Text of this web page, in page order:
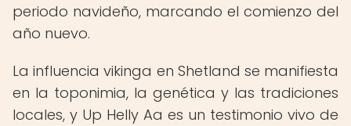
periodo navideño, marcando el comienzo del
año nuevo.
La influencia vikinga en Shetland se manifiesta
en la toponimia, la genética y las tradiciones
locales, y Up Helly Aa es un testimonio vivo de